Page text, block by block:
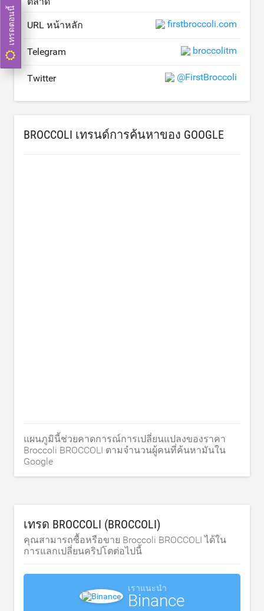
URL หน้าหลัก firstbroccoli.com
Telegram broccolitm
Twitter @FirstBroccoli
BROCCOLI เทรนด์การค้นหาของ GOOGLE
แผนภูมินี้ช่วยคาดการณ์การเปลี่ยนแปลงของราคา
Broccoli BROCCOLI ตามจำนวนผู้คนที่ค้นหามันใน
Google
เทรด BROCCOLI (BROCCOLI)
คุณสามารถซื้อหรือขาย Broccoli BROCCOLI ได้ใน
การแลกเปลี่ยนคริปโตต่อไปนี้
เราแนะนำ
Binance
เทรดตอนนี้